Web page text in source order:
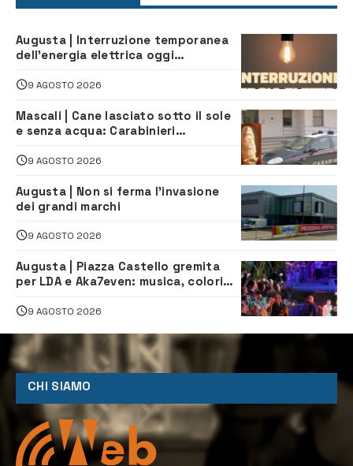
Augusta | Interruzione temporanea
dell’energia elettrica oggi
lavori
9 AGOSTO 2026
Mascali | Cane lasciato sotto il sole
e senza acqua: Carabinieri
9 AGOSTO 2026
Augusta | Non si ferma l’invasione
dei grandi marchi
9 AGOSTO 2026
Augusta | Piazza Castello gremita
per LDA e Aka7even: musica, colori
9 AGOSTO 2026
CHI SIAMO